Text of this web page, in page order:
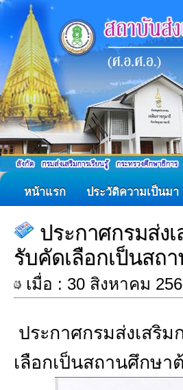
หน้าแรก ประวัติความเป็นมา
ประกาศกรมส่ง
รับคัดเลือกเป็นสถ
เมื่อ : 30 สิงหาคม
ประกาศกรมส่งเสริ
เลือกเป็นสถานศึกษา